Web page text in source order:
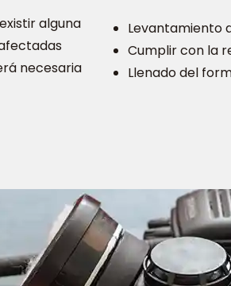
alguna
necesaria
Levantamiento
Cumplir con la
Llenado del